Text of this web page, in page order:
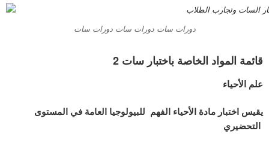
دورات سات دورات سات دورات سات
قائمة المواد الخاصة باختبار سات 2
علم الأحياء
يقيس اختبار مادة الأحياء الفهم للبيولوجيا العامة في المستوى